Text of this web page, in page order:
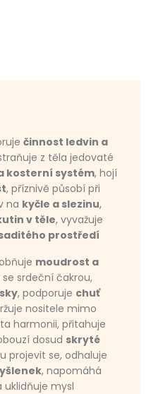
činnost ledvin a
z těla jedovaté
kosterní systém, hojí
, příznivě působí při
na kyčle a slezinu,
v těle, vyvažuje
prostředí
moudrost a
se srdeční čakrou,
, podporuje chuť
nositele mimo
harmonii, přitahuje
dosud skryté
projevit se, odhaluje
, napomáhá
uklidňuje mysl